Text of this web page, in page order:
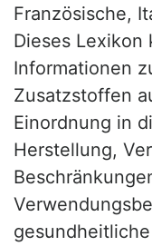
Französische,
Dieses
Informationen
Zusatzstoffen
Einordnung in
Herstellung,